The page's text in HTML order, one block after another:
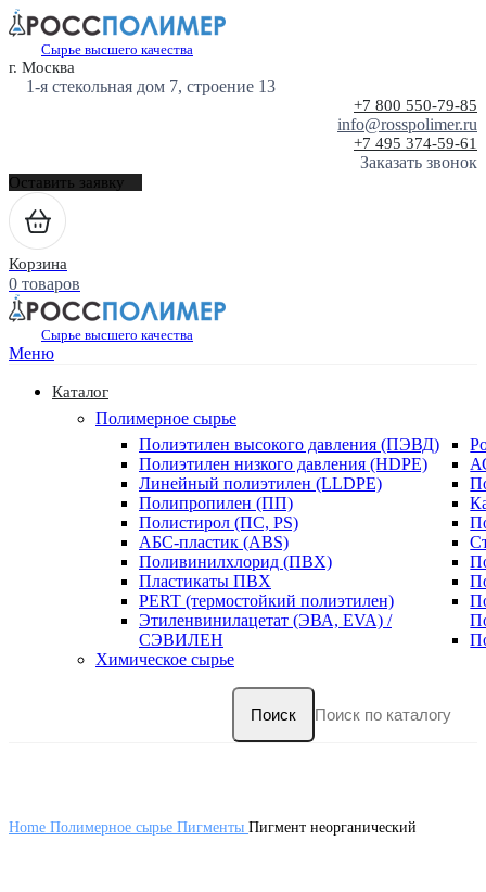
Сырье высшего качества
г. Москва
1-я стекольная дом 7, строение 13
+7 800 550-79-85
info@rosspolimer.ru
+7 495 374-59-61
Заказать звонок
Оставить заявку
Корзина
0 товаров
Сырье высшего качества
Меню
Каталог
Полимерное сырье
Полиэтилен высокого давления (ПЭВД)
Полиэтилен низкого давления (HDPE)
Линейный полиэтилен (LLDPE)
Полипропилен (ПП)
Полистирол (ПС, PS)
АБС-пластик (ABS)
Поливинилхлорид (ПВХ)
Пластикаты ПВХ
PERT (термостойкий полиэтилен)
Этиленвинилацетат (ЭВА, EVA) /
СЭВИЛЕН
Химическое сырье
Поиск
Home Полимерное сырье Пигменты Пигмент неорганический